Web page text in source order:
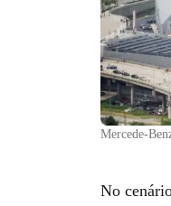
Mercede-
No